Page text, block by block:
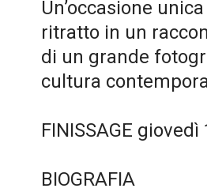
Un’occasione
ritratto in un
di un grande
cultura
FINISSAGE
BIOGRAFIA